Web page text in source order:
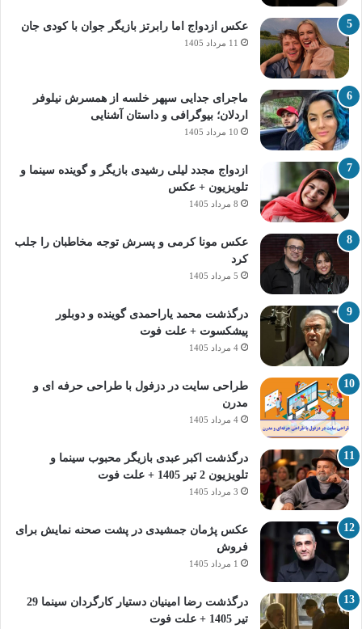
عکس ازدواج اما رابرتز بازیگر جوان با کودی جان
11 مرداد 1405
ماجرای جدایی سپهر خلسه از همسرش نیلوفر
اردلان؛ بیوگرافی و داستان آشنایی
10 مرداد 1405
ازدواج مجدد لیلی رشیدی بازیگر و گوینده سینما و
تلویزیون + عکس
8 مرداد 1405
عکس مونا کرمی و پسرش توجه مخاطبان را جلب
کرد
5 مرداد 1405
درگذشت محمد یاراحمدی گوینده و دوبلور
پیشکسوت + علت فوت
4 مرداد 1405
طراحی سایت در دزفول با طراحی حرفه‌ ای و
مدرن
4 مرداد 1405
درگذشت اکبر عبدی بازیگر محبوب سینما و
تلویزیون 2 تیر 1405 + علت فوت
3 مرداد 1405
عکس پژمان جمشیدی در پشت صحنه نمایش برای
فروش
1 مرداد 1405
درگذشت رضا امینیان دستیار کارگردان سینما 29
تیر 1405 + علت فوت